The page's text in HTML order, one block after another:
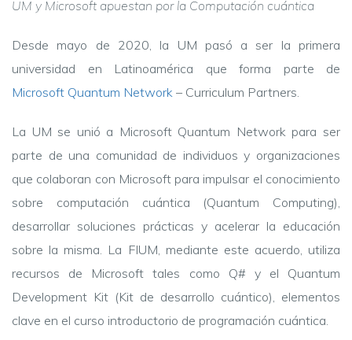
UM y Microsoft apuestan por la Computación cuántica
Desde mayo de 2020, la UM pasó a ser la primera
universidad en Latinoamérica que forma parte de
Microsoft Quantum Network – Curriculum Partners.
La UM se unió a Microsoft Quantum Network para ser
parte de una comunidad de individuos y organizaciones
que colaboran con Microsoft para impulsar el conocimiento
sobre computación cuántica (Quantum Computing),
desarrollar soluciones prácticas y acelerar la educación
sobre la misma. La FIUM, mediante este acuerdo, utiliza
recursos de Microsoft tales como Q# y el Quantum
Development Kit (Kit de desarrollo cuántico), elementos
clave en el curso introductorio de programación cuántica.